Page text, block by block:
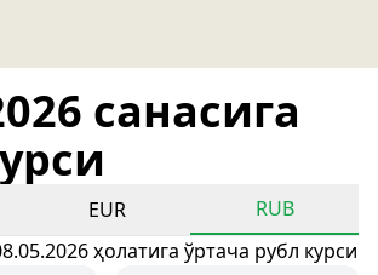
санасига
EUR
RUB
ҳолатига ўртача рубл курси